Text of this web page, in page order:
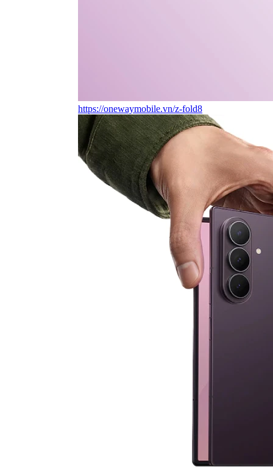
https://onewaymobile.vn/z-fold8